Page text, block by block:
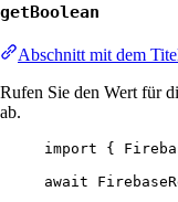
getBoolean
Abschnitt mit dem
Rufen Sie den Wert für
ab.
import {
await